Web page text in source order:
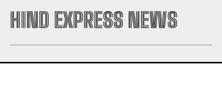
HIND EXPRESS NEWS